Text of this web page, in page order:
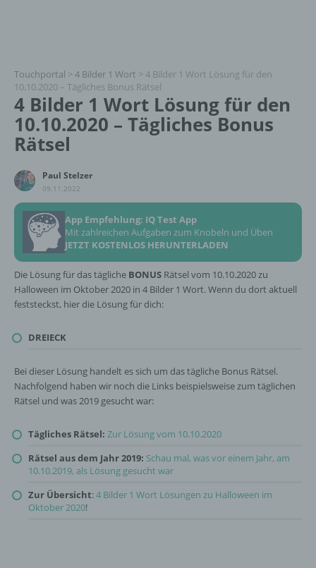
Touchportal > 4 Bilder 1 Wort > 4 Bilder 1 Wort Lösung für den
10.10.2020 – Tägliches Bonus Rätsel
4 Bilder 1 Wort Lösung für den
10.10.2020 – Tägliches Bonus
Rätsel
Paul Stelzer
09.11.2022
App Empfehlung: IQ Test App
Mit zahlreichen Aufgaben zum Knobeln und Üben
JETZT KOSTENLOS HERUNTERLADEN
Die Lösung für das tägliche BONUS Rätsel vom 10.10.2020 zu
Halloween im Oktober 2020 in 4 Bilder 1 Wort. Wenn du dort aktuell
feststeckst, hier die Lösung für dich:
DREIECK
Bei dieser Lösung handelt es sich um das tägliche Bonus Rätsel.
Nachfolgend haben wir noch die Links beispielsweise zum täglichen
Rätsel und was 2019 gesucht war:
Tägliches Rätsel: Zur Lösung vom 10.10.2020
Rätsel aus dem Jahr 2019: Schau mal, was vor einem Jahr, am
10.10.2019, als Lösung gesucht war
Zur Übersicht:4 Bilder 1 Wort Lösungen zu Halloween im
Oktober 2020!